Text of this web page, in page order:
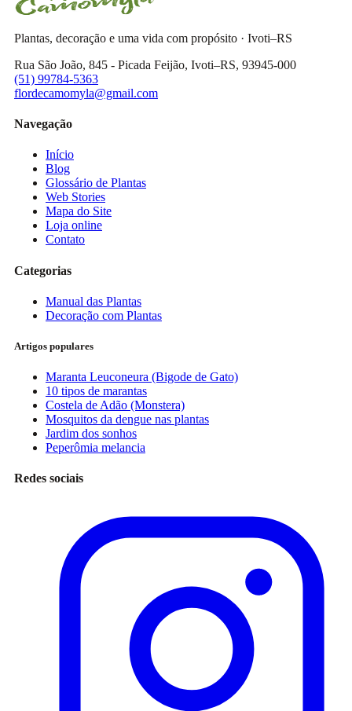
Plantas, decoração e uma vida com propósito · Ivoti–RS
Rua São João, 845 - Picada Feijão, Ivoti–RS, 93945-000
(51) 99784-5363
flordecamomyla@gmail.com
Navegação
Início
Blog
Glossário de Plantas
Web Stories
Mapa do Site
Loja online
Contato
Categorias
Manual das Plantas
Decoração com Plantas
Artigos populares
Maranta Leuconeura (Bigode de Gato)
10 tipos de marantas
Costela de Adão (Monstera)
Mosquitos da dengue nas plantas
Jardim dos sonhos
Peperômia melancia
Redes sociais